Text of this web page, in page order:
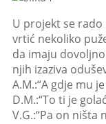
U projekt se
vrtić nekoliko
da imaju
njih izaziva
A.M.:“A gdje mu
D.M.:“To ti je
V.G.:“Pa on ništa